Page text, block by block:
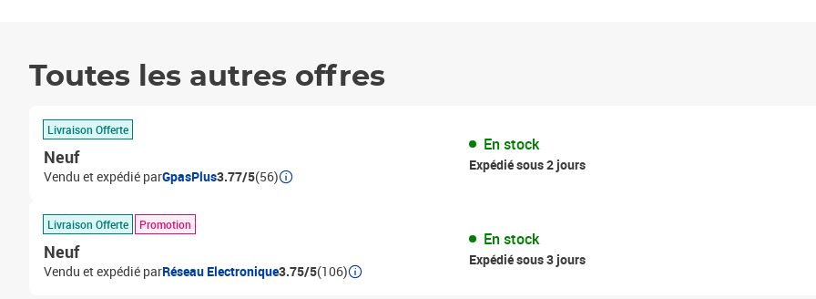
Toutes les autres offres
Livraison Offerte
Neuf
Vendu et expédié parGpasPlus3.77/5(56)
En stock
Expédié sous 2 jours
Livraison Offerte Promotion
Neuf
Vendu et expédié parRéseau Electronique3.75/5(106)
En stock
Expédié sous 3 jours